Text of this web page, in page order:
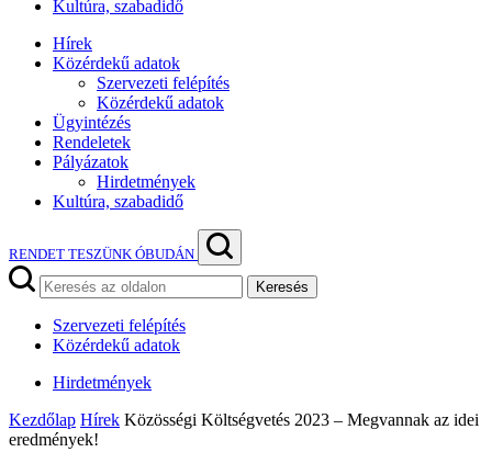
Kultúra, szabadidő
Hírek
Közérdekű adatok
Szervezeti felépítés
Közérdekű adatok
Ügyintézés
Rendeletek
Pályázatok
Hirdetmények
Kultúra, szabadidő
RENDET TESZÜNK ÓBUDÁN
Keresés
Szervezeti felépítés
Közérdekű adatok
Hirdetmények
Kezdőlap Hírek Közösségi Költségvetés 2023 – Megvannak az idei
eredmények!